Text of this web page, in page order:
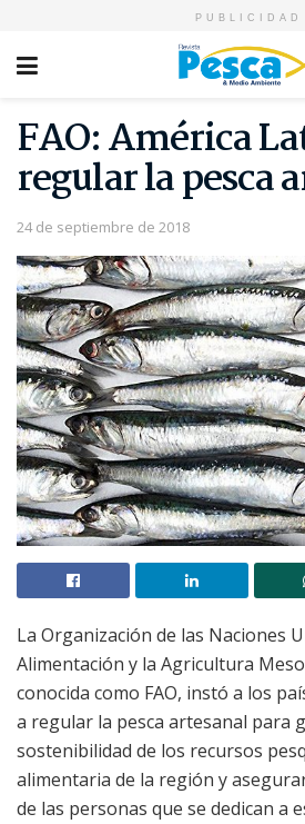
PUBLICIDAD
FAO: América
regular la pesca
24 de septiembre de 2018
La Organización de las Naciones
Alimentación y la Agricultura
conocida como FAO, instó a los
a regular la pesca artesanal para
sostenibilidad de los recursos
alimentaria de la región y
de las personas que se dedican a